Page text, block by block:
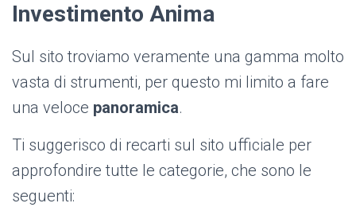
Investimento Anima
Sul sito troviamo veramente una gamma molto
vasta di strumenti, per questo mi limito a fare
una veloce panoramica.
Ti suggerisco di recarti sul sito ufficiale per
approfondire tutte le categorie, che sono le
seguenti: